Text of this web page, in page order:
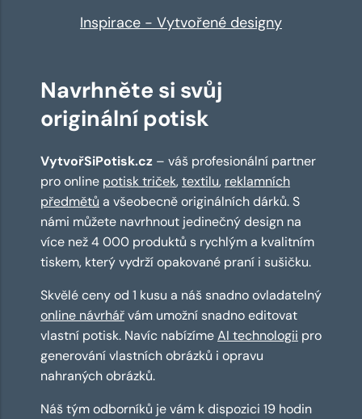
Inspirace - Vytvořené designy
Navrhněte si svůj
originální potisk
VytvořSiPotisk.cz – váš profesionální partner
pro online potisk triček,textilu, reklamních
předmětů a všeobecně originálních dárků. S
námi můžete navrhnout jedinečný design na
více než 4 000 produktů s rychlým a kvalitním
tiskem, který vydrží opakované praní i sušičku.
Skvělé ceny od 1 kusu a náš snadno ovladatelný
online návrhářvám umožní snadno editovat
vlastní potisk. Navíc nabízímeAI technologii pro
generování vlastních obrázků i opravu
nahraných obrázků.
Náš tým odborníků je vám k dispozici 19 hodin